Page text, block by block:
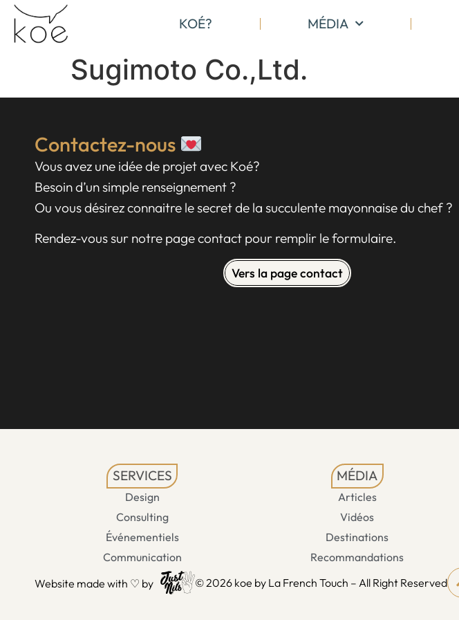
KOÉ? MÉDIA
Sugimoto Co.,Ltd.
Contactez-nous
Vous avez une idée de projet avec Koé?
Besoin d’un simple renseignement ?
Ou vous désirez connaitre le secret de la succulente mayonnaise du chef ?
Rendez-vous sur notre page contact pour remplir le formulaire.
Vers la page contact
SERVICES
Design
Consulting
Événementiels
Communication
MÉDIA
Articles
Vidéos
Destinations
Recommandations
Website made with ♡ by © 2026 koe by La French Touch – All Right Reserved